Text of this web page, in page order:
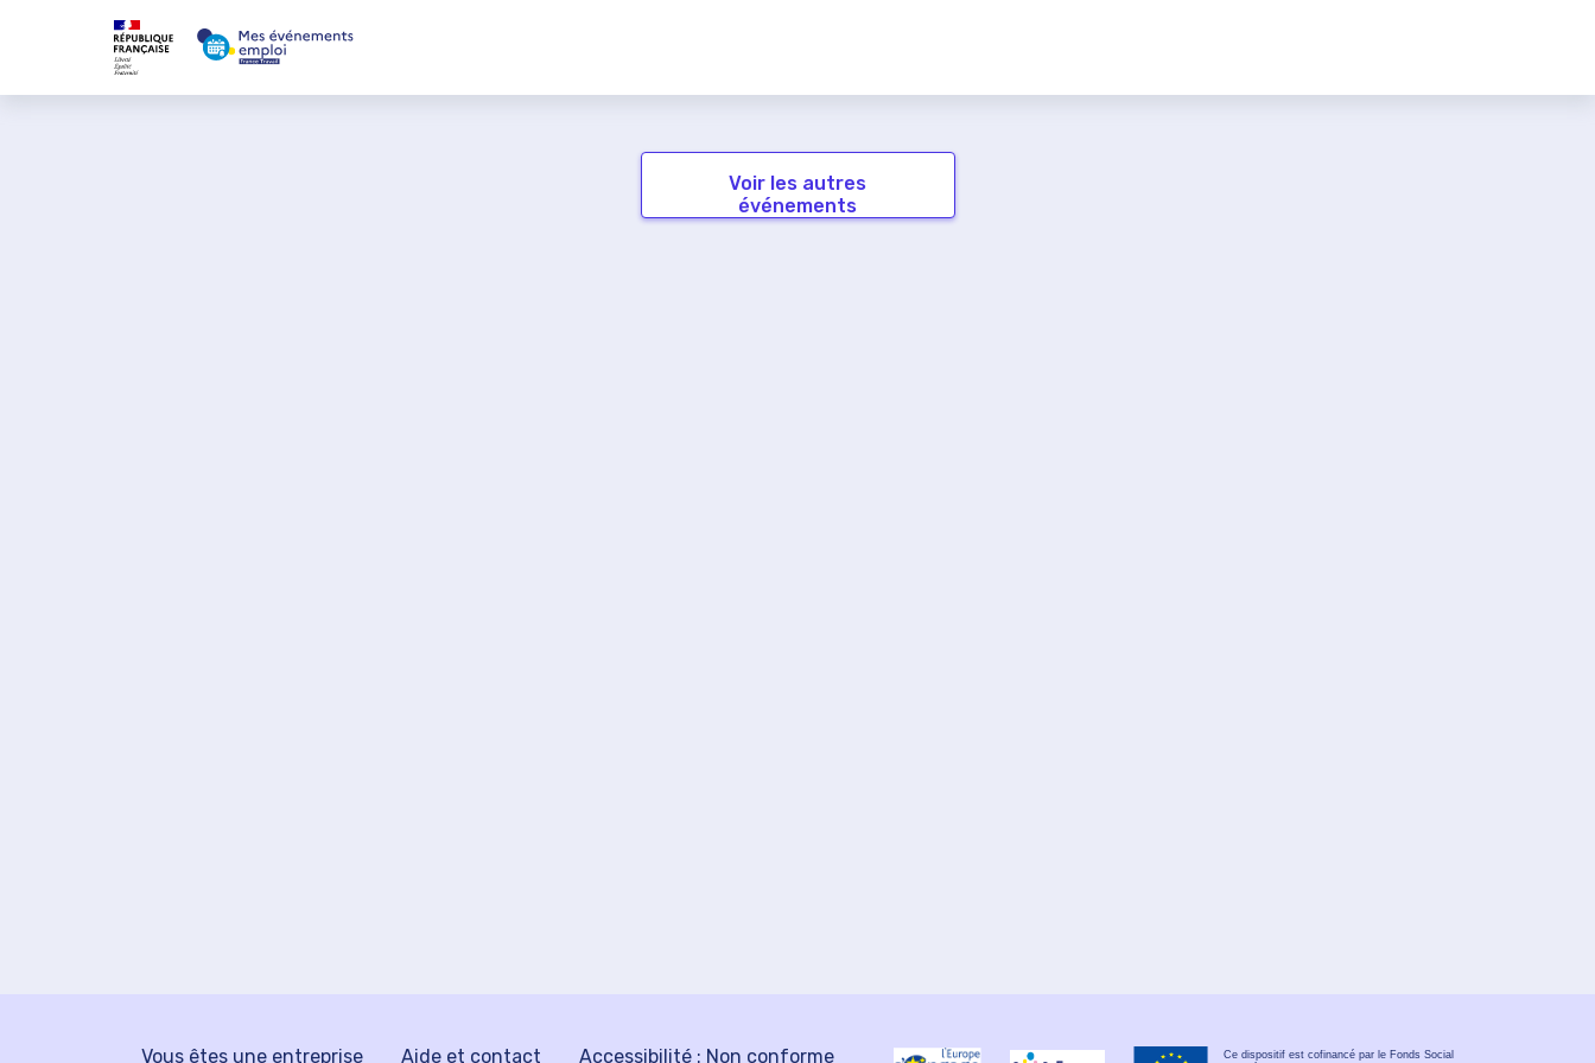
Voir les autres
événements
Vous êtes une entreprise Aide et contact Accessibilité : Non conforme
Ce dispositif est cofinancé par le Fonds Social